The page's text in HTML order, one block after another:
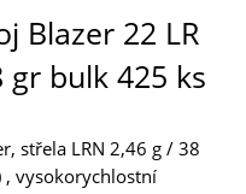
Blazer 22 LR
gr bulk 425 ks
střela LRN 2,46 g / 38
, vysokorychlostní